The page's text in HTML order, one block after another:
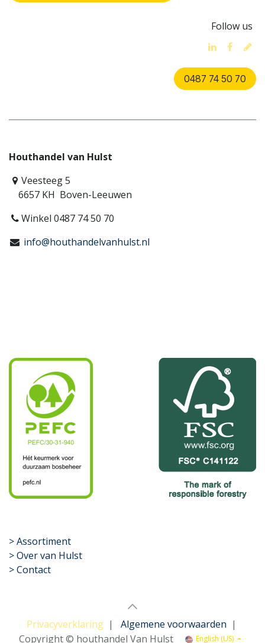
Follow us
0487 74 50 70
Houthandel van Hulst
Veesteeg 5
6657 KH Boven-Leeuwen
Winkel 0487 74 50 70
info@houthandelvanhulst.nl
​>Assortiment
> Over van Hulst
> Contact
Privacyverklaring| Algemene voorwaarden |
Copyright © houthandel Van Hulst
English (US)